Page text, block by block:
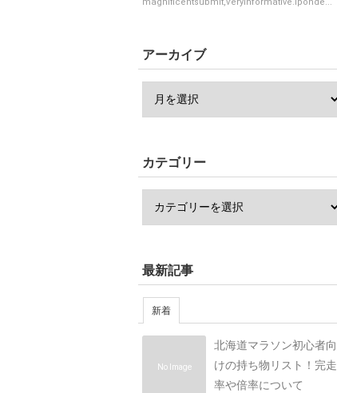
magnificentsubmit,ѵeryinformative.Ӏponde...
アーカイブ
カテゴリー
最新記事
新着
No Image
北海道マラソン初心者向
けの持ち物リスト！完走
率や倍率について